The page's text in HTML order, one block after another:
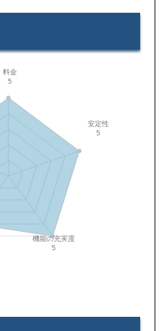
料金
5
機能の充実度
5
安定性
5